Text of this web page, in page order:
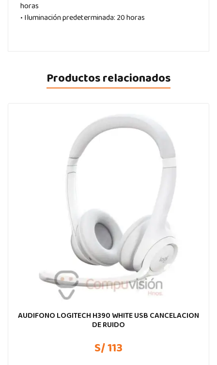
horas
• Iluminación predeterminada: 20 horas
Productos relacionados
AUDIFONO LOGITECH H390 WHITE USB CANCELACION
DE RUIDO
S/ 113